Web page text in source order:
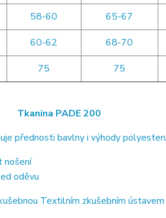
58-60 65-67
60-62 68-70
75 75
Tkanina PADE 200
přednosti bavlny i výhody
nošení
oděvu
Textilním zkušebním ústavem